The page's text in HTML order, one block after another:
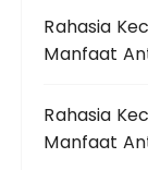
Rahasia
Manfaat
Rahasia
Manfaat